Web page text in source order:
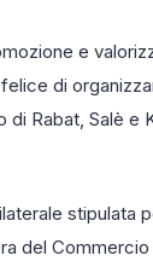
e
di
Rabat, Salè e
stipulata
del